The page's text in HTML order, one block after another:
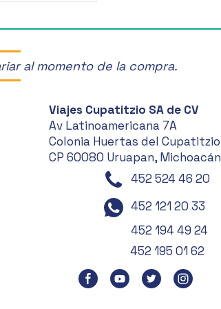
al momento de la compra.
Viajes Cupatitzio SA de CV
Av Latinoamericana 7A
Colonia Huertas del Cupatitzio
CP 60080 Uruapan, Michoacán
452 524 46 20
452 121 20 33
452 194 49 24
452 195 01 62